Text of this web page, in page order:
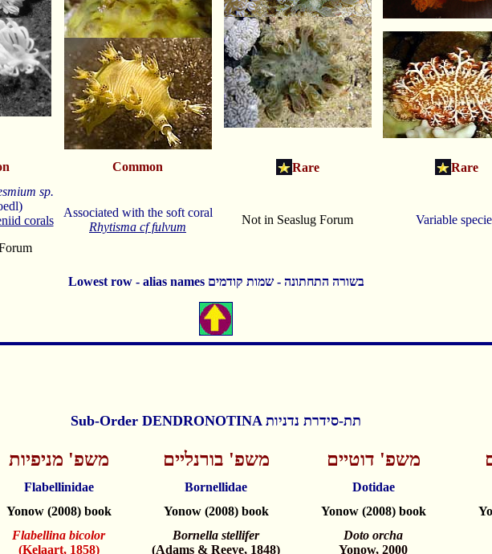
Common Rare
Rare
sp.
corals
Associated with the soft coral
Rhytisma cf fulvum
Not in Seaslug Forum Variable
Lowest row - alias names בשורה התחתונה - שמות קודמים
Sub-Order DENDRONOTINA תת-סידרת נדניות
משפ' מניפיות משפ' בורנליים משפ' דוטיים
Flabellinidae Bornellidae Dotidae
Yonow (2008) book Yonow (2008) book Yonow (2008) book
Flabellina bicolor
(Kelaart, 1858)
Bornella stellifer
(Adams & Reeve, 1848)
Doto orcha
Yonow, 2000